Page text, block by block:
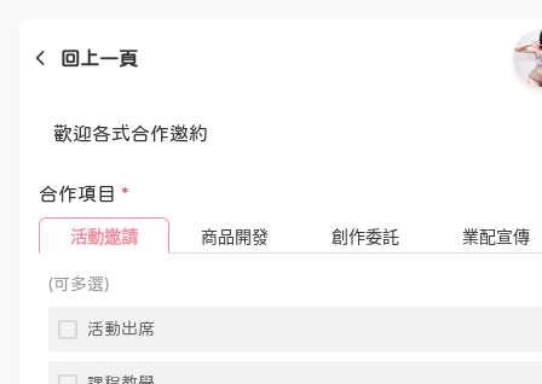
回上一頁
歡迎各式合作邀約
合作項目 *
活動邀請 商品開發 創作委託 業配宣傳
(可多選)
活動出席